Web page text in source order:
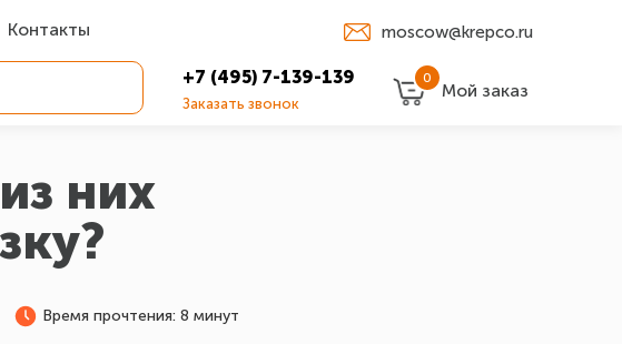
Контакты moscow@krepco.ru
+7 (495) 7-139-139
Заказать звонок
0
Мой заказ
них
Время прочтения: 8 минут